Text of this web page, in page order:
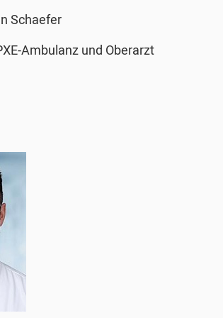
Schaefer
Ambulanz und Oberarzt